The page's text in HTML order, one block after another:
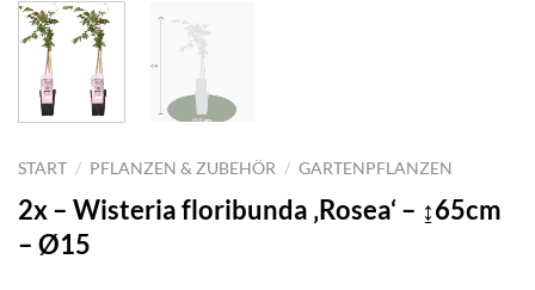
START / PFLANZEN & ZUBEHÖR / GARTENPFLANZEN
2x – Wisteria floribunda ‚Rosea‘ – ↨65cm
– Ø15